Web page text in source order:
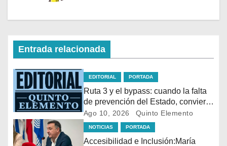
Entrada relacionada
EDITORIAL PORTADA
Ruta 3 y el bypass: cuando la falta
de prevención del Estado, convierte
un tramo en una trampa mortal
Ago 10, 2026 Quinto Elemento
NOTICIAS PORTADA
Accesibilidad e Inclusión:María